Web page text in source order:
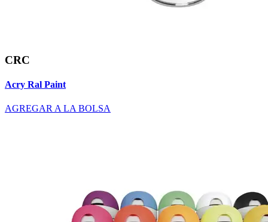
CRC
Acry Ral Paint
AGREGAR A LA BOLSA